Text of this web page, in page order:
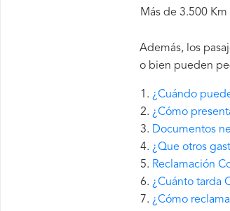
Más de 3.500 Km
Además, los
o bien pueden
¿Cuándo
¿Cómo
Documentos
¿Que otros
Reclamación
¿Cuánto tarda
¿Cómo